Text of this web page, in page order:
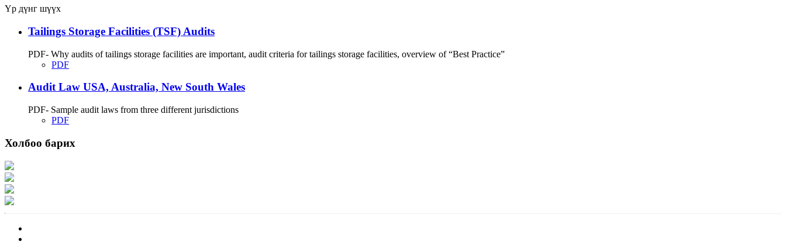
Үр дүнг шүүх
Tailings Storage Facilities (TSF) Audits
PDF- Why audits of tailings storage facilities are important, audit criteria for tailings storage facilities, overview of “Best Practice”
PDF
Audit Law USA, Australia, New South Wales
PDF- Sample audit laws from three different jurisdictions
PDF
Холбоо барих